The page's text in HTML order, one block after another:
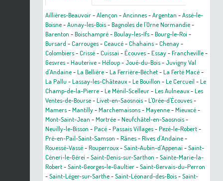
Aillières-Beauvoir-Alençon -Ancinnes-Argentan -Assé-le-
Boisne-Aunay-les-Bois-Bagnoles de l'Orne Normandie-
Barenton -Boischampré-Boulay-les-Ifs-Bourg-le-Roi -
Bursard -Carrouges-Ceaucé-Chahains-Chenay-
Colombiers-Crissé-Cuissai -Écouves-Essay-Francheville-
Gesvres-Hauterive-Héloup- Joué-du-Bois- Juvigny Val
d'Andaine-La Bellière-La Ferrière-Béchet-La Ferté Macé-
La Pallu -Lassay-les-Châteaux-Le Bouillon -Le Cercueil -Le
Champ-de-la-Pierre-Le Ménil-Scelleur-Les Aulneaux-Les
Ventes-de-Bourse-Livet-en-Saosnois-L'Orée-d'Écouves-
Mamers-Mantilly-Marchemaisons-Mayenne-Mieuxcé-
Mont-Saint-Jean -Mortrée-Neufchâtel-en-Saosnois-
Neuilly-le-Bisson -Pacé-Passais Villages-Pezé-le-Robert-
Pré-en-Pail-Saint-Samson -Rânes-Rives d'Andaine-
Rouessé-Vassé-Rouperroux-Saint-Aubin-d'Appenai -Saint-
Céneri-le-Gérei -Saint-Denis-sur-Sarthon -Sainte-Marie-la-
Robert-Saint-Georges-le-Gaultier-Saint-Gervais-du-Perron
-Saint-Léger-sur-Sarthe-Saint-Léonard-des-Bois-Saint-